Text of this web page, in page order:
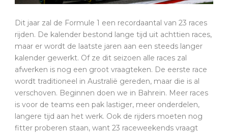
Dit jaar zal de Formule 1 een recordaantal van 23 races
rijden. De kalender bestond lange tijd uit achttien races,
maar er wordt de laatste jaren aan een steeds langer
kalender gewerkt. Of ze dit seizoen alle races zal
afwerken is nog een groot vraagteken. De eerste race
wordt traditioneel in Australië gereden, maar die is al
verschoven. Beginnen doen we in Bahrein. Meer races
is voor de teams een pak lastiger, meer onderdelen,
langere tijd aan het werk. Ook de rijders moeten nog
fitter proberen staan, want 23 raceweekends vraagt